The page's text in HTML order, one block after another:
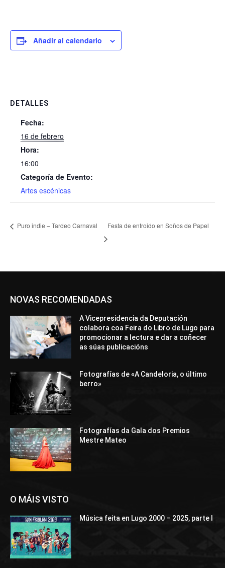
Añadir al calendario
DETALLES
Fecha:
16 de febrero
Hora:
16:00
Categoría de Evento:
Artes escénicas
Puro indie – Tardeo Carnaval Festa de entroido en Soños de Papel
NOVAS RECOMENDADAS
A Vicepresidencia da Deputación
colabora coa Feira do Libro de Lugo para
promocionar a lectura e dar a coñecer
as súas publicacións
Fotografías de «A Candeloria, o último
berro»
Fotografías da Gala dos Premios
Mestre Mateo
O MÁIS VISTO
Música feita en Lugo 2000 – 2025, parte I